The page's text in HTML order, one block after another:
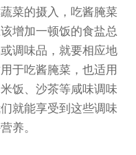
菜的摄入，吃酱腌菜
增加一顿饭的食盐总
调味品，就要相应地
于吃酱腌菜，也适用
饭、沙茶等咸味调味
就能享受到这些调味
养。